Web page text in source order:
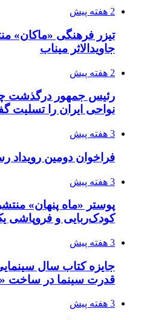
2 هفته پیش
تیزر فرهنگی «ماکان»
جاویدالاثر میناب
2 هفته پیش
رئیس جمهور درگذشت
نواحی ایران را تسلیت
3 هفته پیش
فراخوان دومین رویداد
3 هفته پیش
پوستر «ماه پنهان»
کودک‌ربایی و فروپاشی
3 هفته پیش
جایزه کتاب سال
قدرت سینما در ساخت
3 هفته پیش